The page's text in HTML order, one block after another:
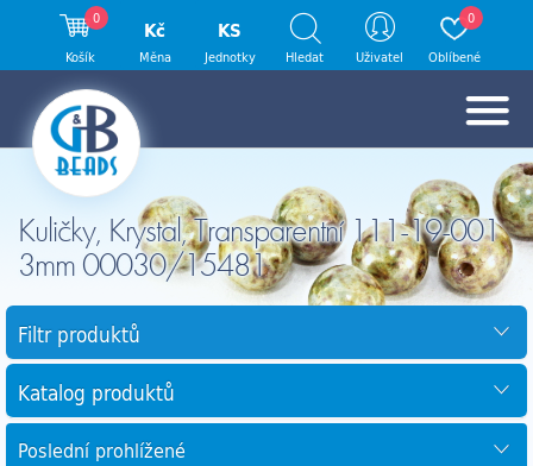
Kuličky, Krystal, Transparentní 111-19-001
3mm 00030/15481
Filtr produktů
Katalog produktů
Poslední prohlížené
0
Košík
Kč
Měna
KS
Jednotky Hledat Uživatel
0
Oblíbené